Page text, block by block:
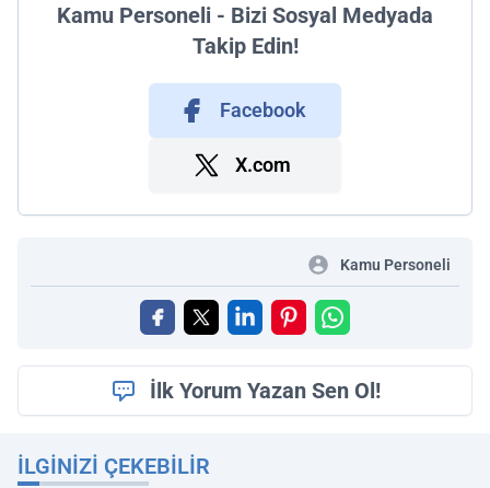
Kamu Personeli - Bizi Sosyal Medyada
Takip Edin!
Facebook
X.com
Kamu Personeli
İlk Yorum Yazan Sen Ol!
İLGINIZI ÇEKEBILIR